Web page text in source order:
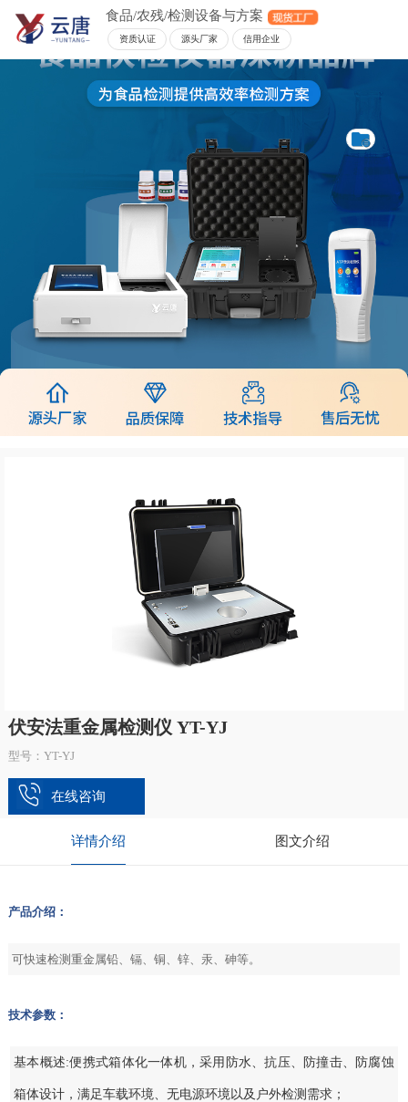
食品/农残/检测设备与方案
资质认证 源头厂家 信用企业
伏安法重金属检测仪 YT-YJ
型号：YT-YJ
在线咨询
详情介绍 图文介绍
产品介绍：
可快速检测重金属铅、镉、铜、锌、汞、砷等。
技术参数：
基本概述:便携式箱体化一体机，采用防水、抗压、防撞击、防腐蚀
箱体设计，满足车载环境、无电源环境以及户外检测需求；